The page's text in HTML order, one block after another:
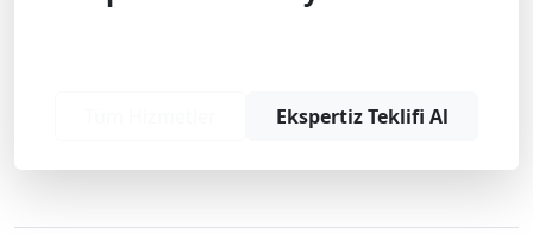
Ekspertiz Teklifi Al